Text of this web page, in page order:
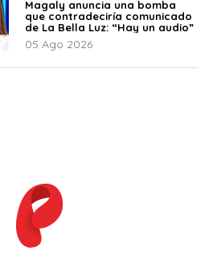
Magaly anuncia una bomba
que contradeciría comunicado
de La Bella Luz: “Hay un audio”
05 Ago 2026